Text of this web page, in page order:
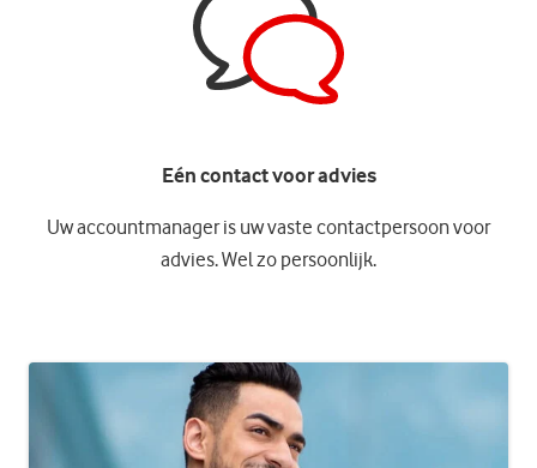
Eén contact voor advies
Uw accountmanager is uw vaste contactpersoon voor
advies. Wel zo persoonlijk.